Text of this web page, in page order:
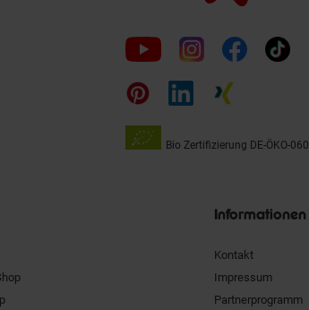
Folge
uns
auf
Bio Zertifizierung DE-ÖKO-060
Informationen
Kontakt
Impressum
Partnerprogramm